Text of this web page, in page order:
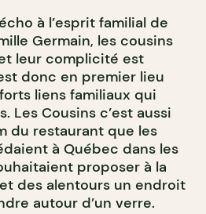
à l’esprit familial de
Germain, les cousins
leur complicité est
donc en premier lieu
liens familiaux qui
Les Cousins c’est aussi
du restaurant que les
à Québec dans les
proposer à la
des alentours un endroit
autour d’un verre.